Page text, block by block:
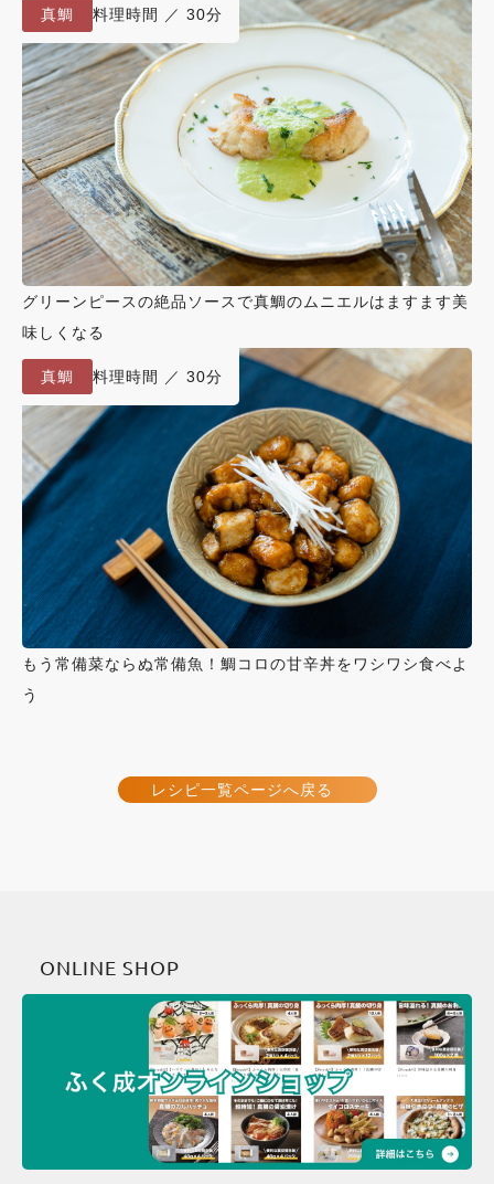
真鯛 料理時間 ／ 30分
グリーンピースの絶品ソースで真鯛のムニエルはますます美
味しくなる
真鯛 料理時間 ／ 30分
もう常備菜ならぬ常備魚！鯛コロの甘辛丼をワシワシ食べよ
う
レシピ一覧ページへ戻る
ONLINE SHOP